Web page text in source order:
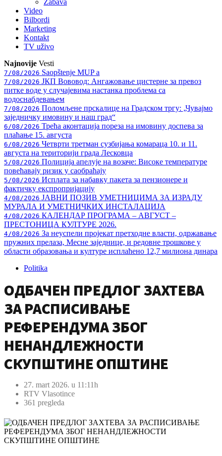
Zabava
Video
Bilbordi
Marketing
Kontakt
TV uživo
Najnovije Vesti
7/08/2026 Saopštenje MUP a
7/08/2026 ЈКП Вововод: Ангажовање цистерне за превоз
питке воде у случајевима настанка проблема са
водоснабдевањем
7/08/2026 Поломљене прскалице на Градском тргу: „Чувајмо
заједничку имовину и наш град“
6/08/2026 Трећа аконтација пореза на имовину доспева за
плаћање 15. августа
6/08/2026 Четврти третман сузбијања комараца 10. и 11.
августа на територији града Лесковца
5/08/2026 Полиција апелује на возаче: Високе температуре
повећавају ризик у саобраћају
5/08/2026 Исплата за набавку пакета за пензионере и
фактичку експропријацију
4/08/2026 ЈАВНИ ПОЗИВ УМЕТНИЦИМА ЗА ИЗРАДУ
МУРАЛА И УМЕТНИЧКИХ ИНСТАЛАЦИЈА
4/08/2026 КАЛЕНДАР ПРОГРАМА – АВГУСТ –
ПРЕСТОНИЦА КУЛТУРЕ 2026.
4/08/2026 За неуспели пројекат претходне власти, одржавање
пружних прелаза, Месне заједнице, и редовне трошкове у
области образовања и културе исплаћено 12,7 милиона динара
Politika
ОДБАЧЕН ПРЕДЛОГ ЗАХТЕВА
ЗА РАСПИСИВАЊЕ
РЕФЕРЕНДУМА ЗБОГ
НЕНАНДЛЕЖНОСТИ
СКУПШТИНЕ ОПШТИНЕ
27. mart 2026. u 11:11h
RTV Vlasotince
361 pregleda